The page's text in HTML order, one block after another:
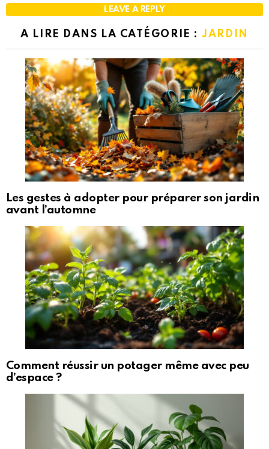
LEAVE A REPLY
A LIRE DANS LA CATÉGORIE :JARDIN
Les gestes à adopter pour préparer son jardin
avant l’automne
Comment réussir un potager même avec peu
d’espace ?